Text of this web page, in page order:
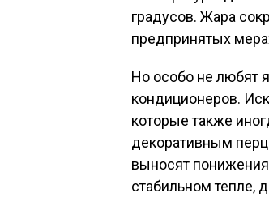
градусов. Жара
предпринятых
Но особо не любят
кондиционеров.
которые также
декоративным
выносят
стабильном тепле,